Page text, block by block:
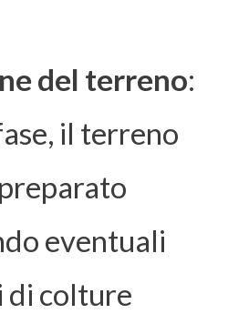
del terreno:
il terreno
eventuali
di colture